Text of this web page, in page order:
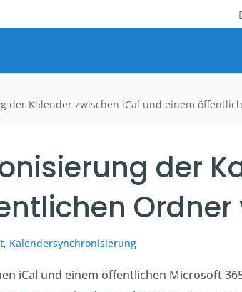
der Kalender zwischen iCal und einem
der
, Kalendersynchronisierung
iCal und einem öffentlichen Microsoft